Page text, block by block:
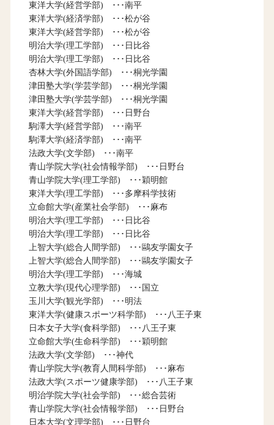
東洋大学(経営学部) ･･･南平
東洋大学(経済学部) ･･･松が谷
東洋大学(経営学部) ･･･松が谷
明治大学(理工学部) ･･･日比谷
明治大学(理工学部) ･･･日比谷
杏林大学(外国語学部) ･･･桐光学園
津田塾大学(学芸学部) ･･･桐光学園
津田塾大学(学芸学部) ･･･桐光学園
東洋大学(経営学部) ･･･日野台
駒澤大学(経営学部) ･･･南平
駒澤大学(経済学部) ･･･南平
法政大学(文学部) ･･･南平
青山学院大学(社会情報学部) ･･･日野台
青山学院大学(理工学部) ･･･穎明館
東洋大学(理工学部) ･･･多摩科学技術
立命館大学(産業社会学部) ･･･麻布
明治大学(理工学部) ･･･日比谷
明治大学(理工学部) ･･･日比谷
上智大学(総合人間学部) ･･･鷗友学園女子
上智大学(総合人間学部) ･･･鷗友学園女子
明治大学(理工学部) ･･･海城
立教大学(現代心理学部) ･･･国立
玉川大学(観光学部) ･･･明法
東洋大学(健康スポーツ科学部) ･･･八王子東
日本女子大学(食科学部) ･･･八王子東
立命館大学(生命科学部) ･･･穎明館
法政大学(文学部) ･･･神代
青山学院大学(教育人間科学部) ･･･麻布
法政大学(スポーツ健康学部) ･･･八王子東
明治学院大学(社会学部) ･･･総合芸術
青山学院大学(社会情報学部) ･･･日野台
日本大学(文理学部) ･･･日野台